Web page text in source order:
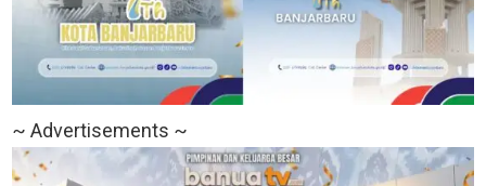
~ Advertisements ~